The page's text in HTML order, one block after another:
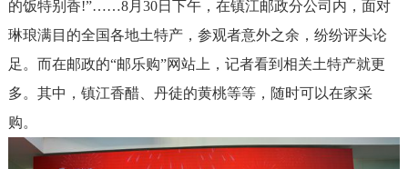
的饭特别香!”……8月30日下午，在镇江邮政分公司内，面对
琳琅满目的全国各地土特产，参观者意外之余，纷纷评头论
足。而在邮政的“邮乐购”网站上，记者看到相关土特产就更
多。其中，镇江香醋、丹徒的黄桃等等，随时可以在家采
购。